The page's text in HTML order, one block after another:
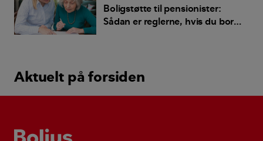
Boligstøtte til pensionister:
Sådan er reglerne, hvis du bor
Aktuelt på forsiden
Bolius